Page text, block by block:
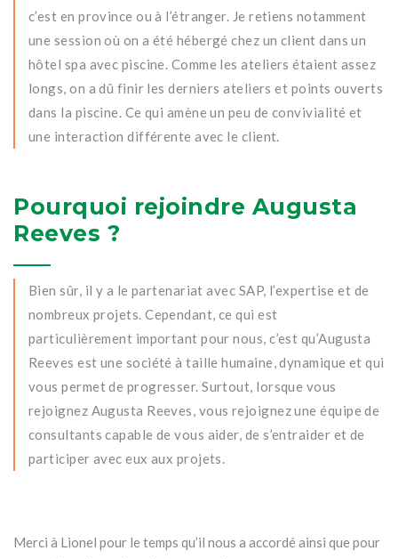
c’est en province ou à l’étranger. Je retiens notamment
une session où on a été hébergé chez un client dans un
hôtel spa avec piscine. Comme les ateliers étaient assez
longs, on a dû finir les derniers ateliers et points ouverts
dans la piscine. Ce qui amène un peu de convivialité et
une interaction différente avec le client.
Pourquoi rejoindre Augusta
Reeves ?
Bien sûr, il y a le partenariat avec SAP, l’expertise et de
nombreux projets. Cependant, ce qui est
particulièrement important pour nous, c’est qu’Augusta
Reeves est une société à taille humaine, dynamique et qui
vous permet de progresser. Surtout, lorsque vous
rejoignez Augusta Reeves, vous rejoignez une équipe de
consultants capable de vous aider, de s’entraider et de
participer avec eux aux projets.
Merci à Lionel pour le temps qu’il nous a accordé ainsi que pour